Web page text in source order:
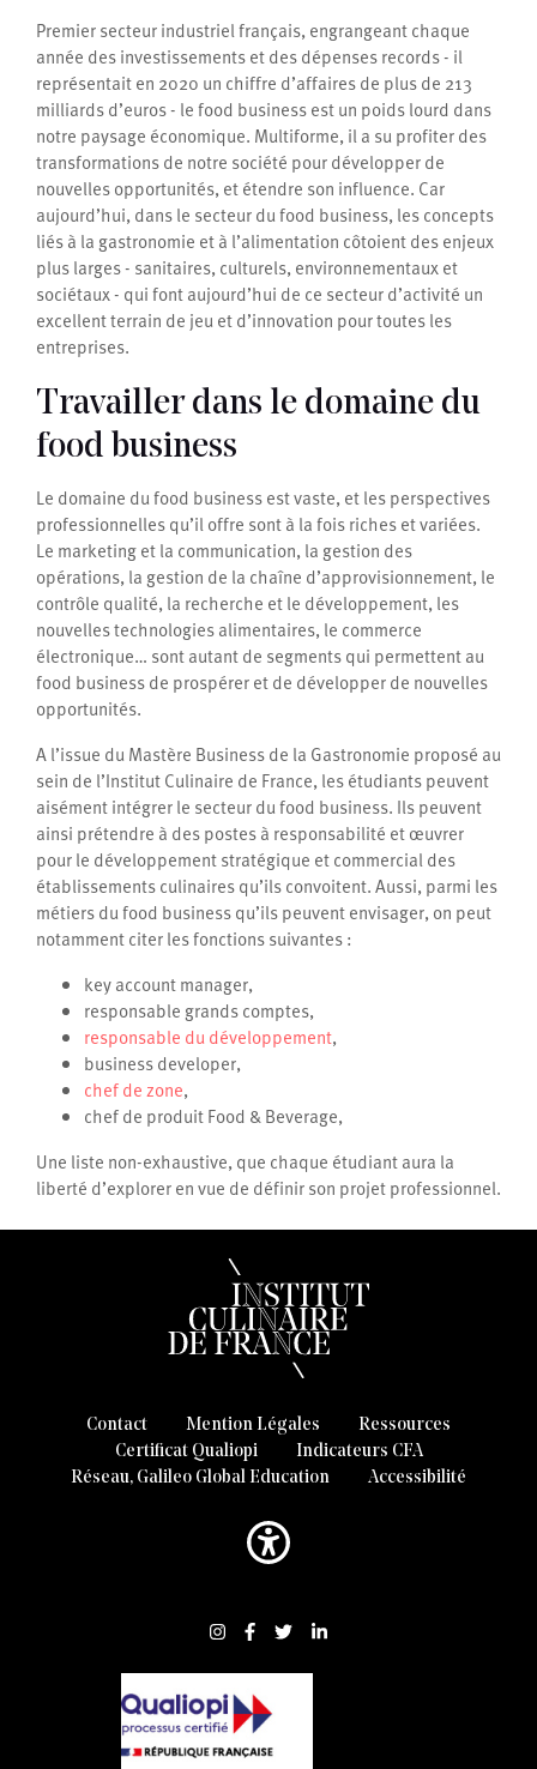
Premier secteur industriel français, engrangeant chaque
année des investissements et des dépenses records - il
représentait en 2020 un chiffre d’affaires de plus de 213
milliards d’euros - le food business est un poids lourd dans
notre paysage économique. Multiforme, il a su profiter des
transformations de notre société pour développer de
nouvelles opportunités, et étendre son influence. Car
aujourd’hui, dans le secteur du food business, les concepts
liés à la gastronomie et à l’alimentation côtoient des enjeux
plus larges - sanitaires, culturels, environnementaux et
sociétaux - qui font aujourd’hui de ce secteur d’activité un
excellent terrain de jeu et d’innovation pour toutes les
entreprises.
Travailler dans le domaine du
food business
Le domaine du food business est vaste, et les perspectives
professionnelles qu’il offre sont à la fois riches et variées.
Le marketing et la communication, la gestion des
opérations, la gestion de la chaîne d’approvisionnement, le
contrôle qualité, la recherche et le développement, les
nouvelles technologies alimentaires, le commerce
électronique… sont autant de segments qui permettent au
food business de prospérer et de développer de nouvelles
opportunités.
A l’issue du Mastère Business de la Gastronomie proposé au
sein de l’Institut Culinaire de France, les étudiants peuvent
aisément intégrer le secteur du food business. Ils peuvent
ainsi prétendre à des postes à responsabilité et œuvrer
pour le développement stratégique et commercial des
établissements culinaires qu’ils convoitent. Aussi, parmi les
métiers du food business qu’ils peuvent envisager, on peut
notamment citer les fonctions suivantes :
key account manager,
responsable grands comptes,
responsable du développement,
business developer,
chef de zone,
chef de produit Food & Beverage,
Une liste non-exhaustive, que chaque étudiant aura la
liberté d’explorer en vue de définir son projet professionnel.
Contact Mention Légales
Ressources
Certificat Qualiopi
Indicateurs CFA
Réseau, Galileo Global Education
Accessibilité